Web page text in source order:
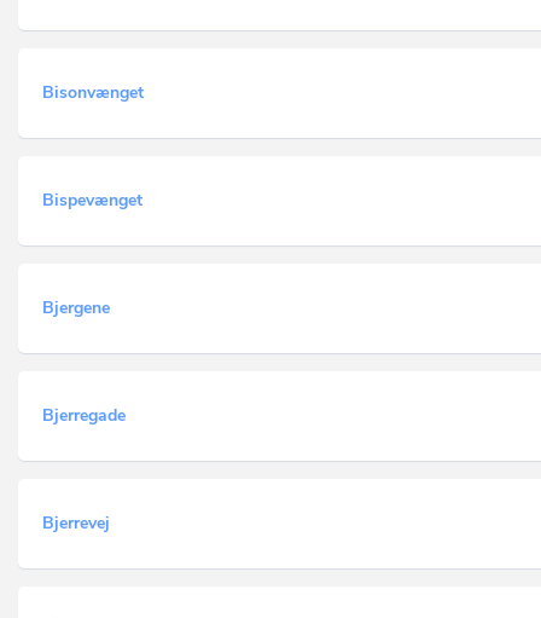
Bisonvænget
Bispevænget
Bjergene
Bjerregade
Bjerrevej